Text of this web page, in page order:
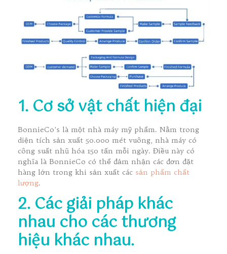
1. Cơ sở vật chất hiện đại
BonnieCo’s là một nhà máy mỹ phẩm. Nằm trong
diện tích sản xuất 50.000 mét vuông, nhà máy có
công suất nhũ hóa 150 tấn mỗi ngày. Điều này có
nghĩa là BonnieCo có thể đảm nhận các đơn đặt
hàng lớn trong khi sản xuất các sản phẩm chất
lượng.
2. Các giải pháp khác
nhau cho các thương
hiệu khác nhau.